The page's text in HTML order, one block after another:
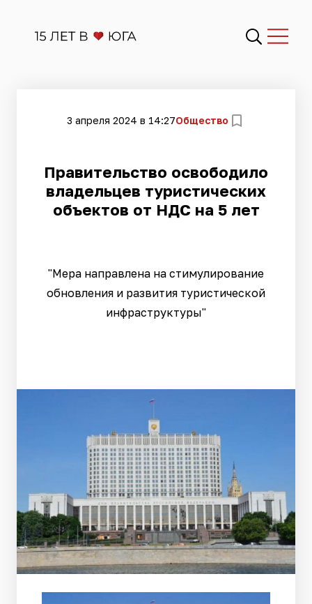
3 апреля 2024 в 14:27Общество
Правительство освободило
владельцев туристических
объектов от НДС на 5 лет
"Мера направлена на стимулирование
обновления и развития туристической
инфраструктуры"